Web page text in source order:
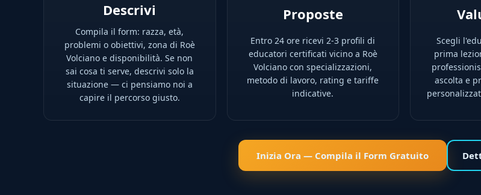
Descrivi
Compila il form: razza, età,
problemi o obiettivi, zona di Roè
Volciano e disponibilità. Se non
sai cosa ti serve, descrivi solo la
situazione — ci pensiamo noi a
capire il percorso giusto.
Proposte
Entro 24 ore ricevi 2-3 profili di
educatori certificati vicino a Roè
Volciano con specializzazioni,
metodo di lavoro, rating e tariffe
indicative.
Scegli
prima
ascolta e
Inizia Ora — Compila il Form Gratuito